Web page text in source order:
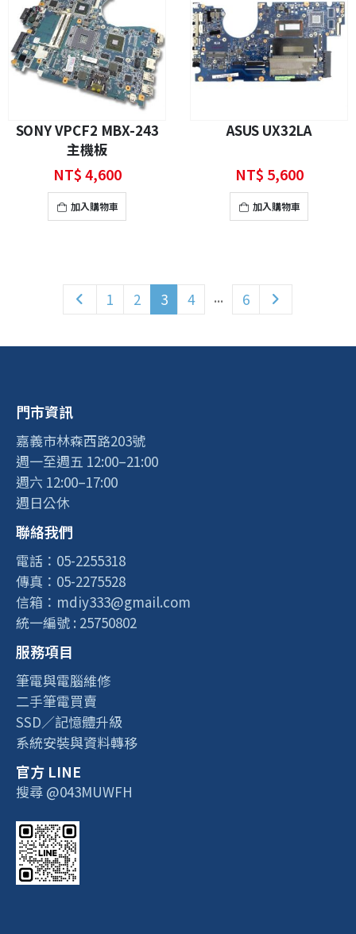
SONY VPCF2 MBX-243
主機板
NT$4,600
加入購物車
ASUS UX32LA
NT$ 5,600
加入購物車
1 2 3 4 ... 6
門市資訊
嘉義市林森西路203號
週一至週五 12:00–21:00
週六 12:00–17:00
週日公休
聯絡我們
電話：05-2255318
傳真：05-2275528
信箱：mdiy333@gmail.com
統一編號 : 25750802
服務項目
筆電與電腦維修
二手筆電買賣
SSD／記憶體升級
系統安裝與資料轉移
官方 LINE
搜尋 @043MUWFH